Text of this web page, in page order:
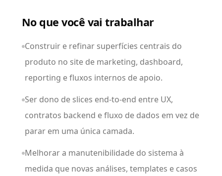
No que você vai trabalhar
Construir e refinar superfícies centrais do
produto no site de marketing, dashboard,
reporting e fluxos internos de apoio.
Ser dono de slices end-to-end entre UX,
contratos backend e fluxo de dados em vez de
parar em uma única camada.
Melhorar a manutenibilidade do sistema à
medida que novas análises, templates e casos